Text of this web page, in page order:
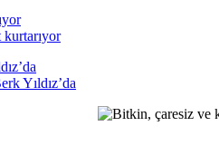
Yıldız’da